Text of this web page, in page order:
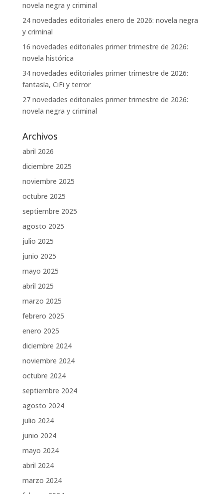
novela negra y criminal
24 novedades editoriales enero de 2026: novela negra
y criminal
16 novedades editoriales primer trimestre de 2026:
novela histórica
34 novedades editoriales primer trimestre de 2026:
fantasía, CiFi y terror
27 novedades editoriales primer trimestre de 2026:
novela negra y criminal
Archivos
abril 2026
diciembre 2025
noviembre 2025
octubre 2025
septiembre 2025
agosto 2025
julio 2025
junio 2025
mayo 2025
abril 2025
marzo 2025
febrero 2025
enero 2025
diciembre 2024
noviembre 2024
octubre 2024
septiembre 2024
agosto 2024
julio 2024
junio 2024
mayo 2024
abril 2024
marzo 2024